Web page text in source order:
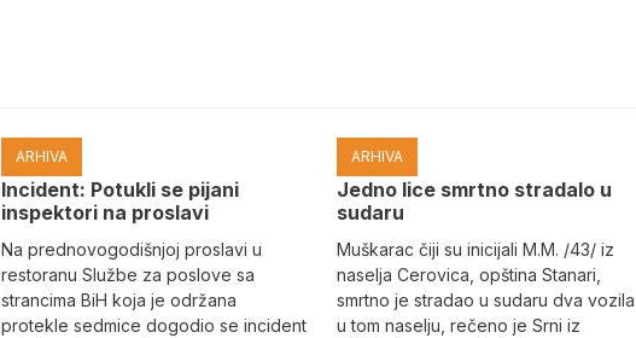
ARHIVA
Incident: Potukli se pijani
inspektori na proslavi
Na prednovogodišnjoj proslavi u
restoranu Službe za poslove sa
strancima BiH koja je održana
protekle sedmice dogodio se incident
ARHIVA
Јedno lice smrtno stradalo u
sudaru
Muškarac čiji su inicijali M.M. /43/ iz
naselja Cerovica, opština Stanari,
smrtno je stradao u sudaru dva vozila
u tom naselju, rečeno je Srni iz